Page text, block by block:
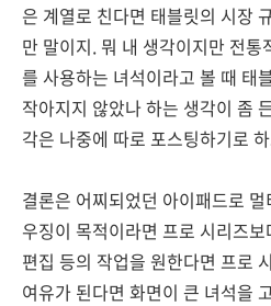
은 계열로 친다면 태블릿의 시장
만 말이지. 뭐 내 생각이지만 전
를 사용하는 녀석이라고 볼 때 태
작아지지 않았나 하는 생각이 좀
각은 나중에 따로 포스팅하기로
결론은 어찌되었던 아이패드로
우징이 목적이라면 프로 시리즈
편집 등의 작업을 원한다면 프로
여유가 된다면 화면이 큰 녀석을